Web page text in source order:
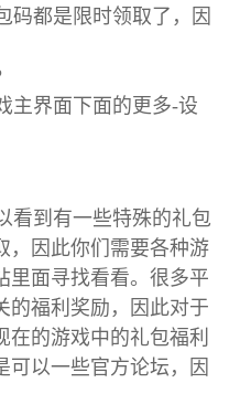
都是限时领取了，因
界面下面的更多-设
到有一些特殊的礼包
，因此你们需要各种游
里面寻找看看。很多平
的福利奖励，因此对于
的游戏中的礼包福利
可以一些官方论坛，因